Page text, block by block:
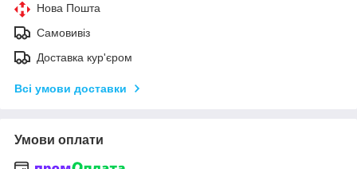
Нова Пошта
Самовивіз
Доставка кур'єром
Всі умови доставки
Умови оплати